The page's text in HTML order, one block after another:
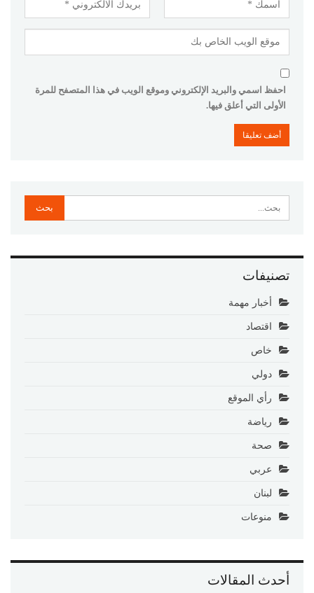
احفظ اسمي والبريد الإلكتروني وموقع الويب في هذا المتصفح للمرة
الأولى التي أعلق فيها.
تصنيفات
أخبار مهمة
اقتصاد
خاص
دولي
رأي الموقع
رياضة
صحة
عربي
لبنان
منوعات
أحدث المقالات